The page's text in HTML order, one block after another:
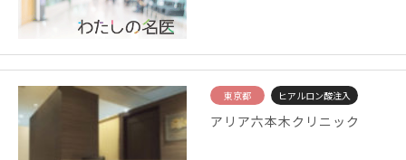
東京都 ヒアルロン酸注入
アリア六本木クリニック